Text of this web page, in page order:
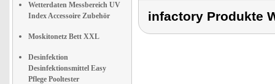
Wetterdaten Messbereich UV
Index Accessoire Zubehör
Moskitonetz Bett XXL
Desinfektion
Desinfektionsmittel Easy
Pflege Pooltester
infactory Produkte